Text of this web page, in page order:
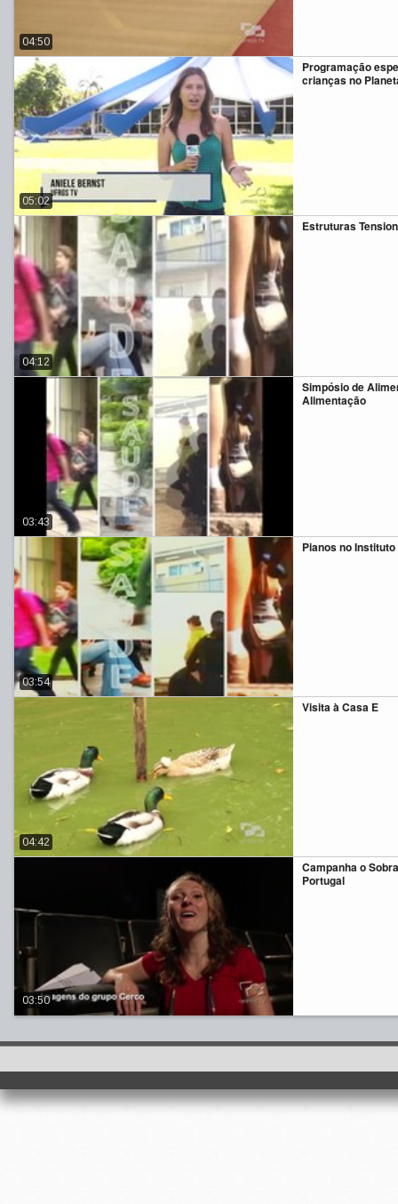
04:50
Programação
crianças no
05:02
Estruturas
04:12
Simpósio de
Alimentação
03:43
Pianos no
03:54
Visita à Casa E
04:42
Campanha o
Portugal
03:50